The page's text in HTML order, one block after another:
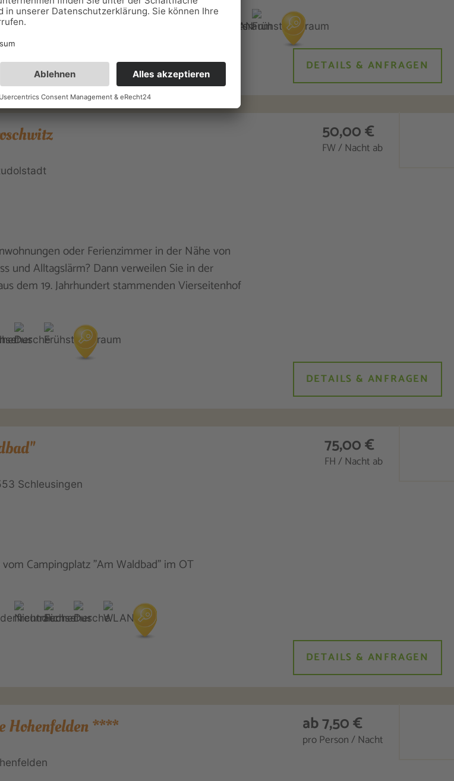
DETAILS & ANFRAGEN
oder Ferienzimmer in der Nähe von
und Alltagslärm? Dann verweilen Sie in der
dem 19. Jahrhundert stammenden Vierseitenhof
50,00 €
FW / Nacht ab
DETAILS & ANFRAGEN
Schleusingen
Campingplatz "Am Waldbad" im OT
75,00 €
FH / Nacht ab
DETAILS & ANFRAGEN
Hohenfelden **** ab 7,50 €
pro Person / Nacht